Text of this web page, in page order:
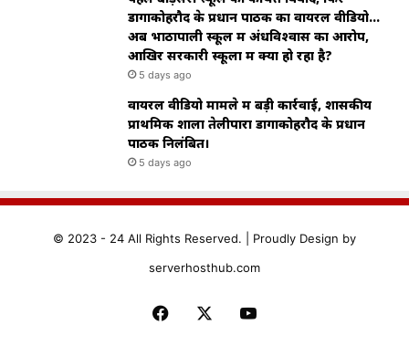
डोंगाकोहरौद के प्रधान पाठक का वायरल वीडियो…
अब भाठापाली स्कूल में अंधविश्वास का आरोप,
आखिर सरकारी स्कूलों में क्या हो रहा है?
5 days ago
वायरल वीडियो मामले में बड़ी कार्रवाई, शासकीय
प्राथमिक शाला तेलीपारा डोंगाकोहरौद के प्रधान
पाठक निलंबित।
5 days ago
© 2023 - 24 All Rights Reserved. | Proudly Design by
serverhosthub.com
Facebook YouTube